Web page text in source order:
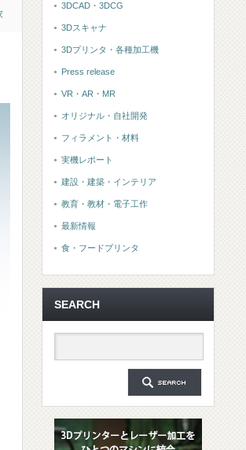
3DCAD・3DCG
3Dスキャナ
3Dプリンタ・各種加工機
Press release
VR・AR・MR
オリジナル・自社開発
フィラメント・材料
実機レポート
建設・建築・インテリア
教育・教材・電子工作
最新情報
食・フードプリンタ
SEARCH